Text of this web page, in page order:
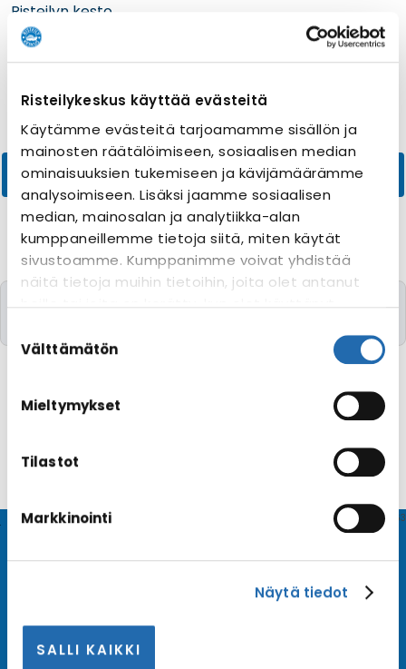
Risteilykeskus käyttää evästeitä
Käytämme evästeitä tarjoamamme sisällön ja
mainosten räätälöimiseen, sosiaalisen median
ominaisuuksien tukemiseen ja kävijämäärämme
analysoimiseen. Lisäksi jaamme sosiaalisen
median, mainosalan ja analytiikka-alan
kumppaneillemme tietoja siitä, miten käytät
sivustoamme. Kumppanimme voivat yhdistää
näitä tietoja muihin tietoihin, joita olet antanut
evästeasetuksiesi hyväksyntää sivuston
linkistä.
valinta
Välttämätön
Mieltymykset
Tilastot
Markkinointi
Näytä tiedot
SALLI KAIKKI
Risteilyn kesto
V4.1663
varustamoiden tarjouksista ja kampanjaeduista.